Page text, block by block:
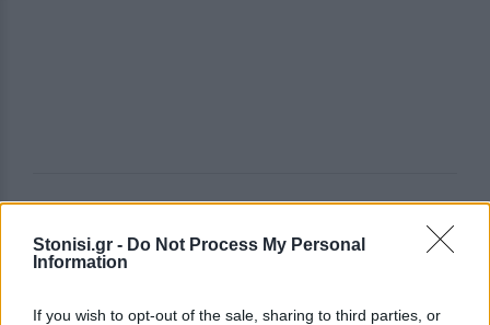
Stonisi.gr - Do Not Process My Personal
Information
If you wish to opt-out of the sale, sharing to third parties, or
«Ο Χριστός ρε απελευθερώνει… Χμ… Ανοίξτε τα
στραβά σας ρε…». Η φωνή επανήλθε σήμερα το
πρωί στα αυτιά μου μαθαίνοντας το θάνατο του